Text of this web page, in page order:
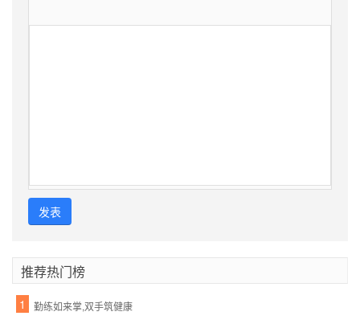
发表
推荐热门榜
1 勤练如来掌,双手筑健康